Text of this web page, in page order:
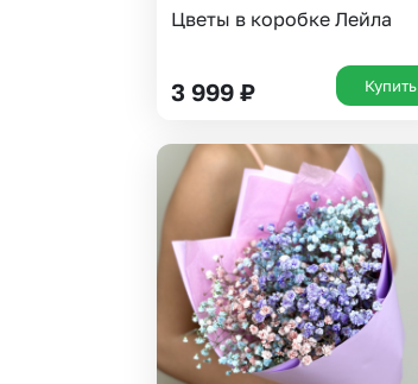
Цветы в коробке Лейла
3 999 ₽ Купить